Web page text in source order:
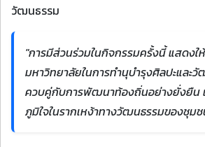
วัฒนธรรม
"การมีส่วนร่วมในกิจกรรมครั้งนี้ แสดง
มหาวิทยาลัยในการทำนุบำรุงศิลปะและ
ควบคู่กับการพัฒนาท้องถิ่นอย่างยั่งยืน
ภูมิใจในรากเหง้าทางวัฒนธรรมของชุม